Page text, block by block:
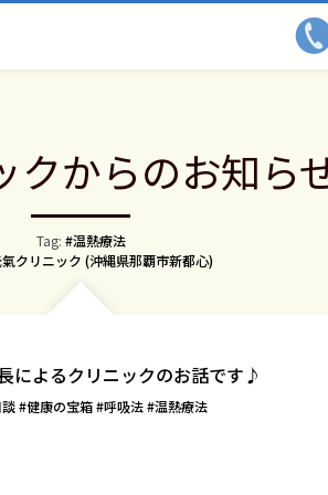
クからのお知ら
Tag: #温熱療法
クリニック (沖縄県那覇市新都心)
によるクリニックのお話です♪
健康の宝箱 呼吸法 温熱療法